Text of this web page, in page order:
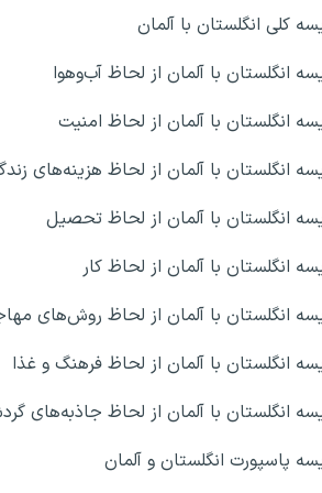
کلی انگلستان با آلمان
انگلستان با آلمان از لحاظ آب‌وهوا
انگلستان با آلمان از لحاظ امنیت
انگلستان با آلمان از لحاظ هزینه‌های
انگلستان با آلمان از لحاظ تحصیل
انگلستان با آلمان از لحاظ کار
انگلستان با آلمان از لحاظ روش‌های
انگلستان با آلمان از لحاظ فرهنگ و غذا
انگلستان با آلمان از لحاظ جاذبه‌های
پاسپورت انگلستان و آلمان